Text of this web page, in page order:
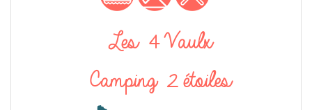
Les 4 Vaulx
Camping 2 étoiles